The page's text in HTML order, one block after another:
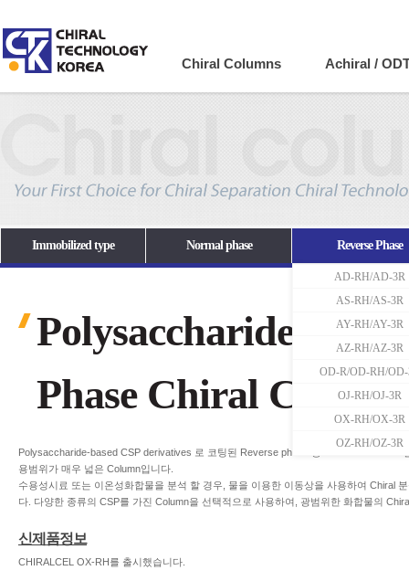
Company Chiral Columns Achiral /
Immobilized type Normal phase Reverse Phase
AD-RH/AD-3R
AS-RH/AS-3R
AY-RH/AY-3R
AZ-RH/AZ-3R
OD-R/OD-RH/OD-
OJ-RH/OJ-3R
OX-RH/OX-3R
OZ-RH/OZ-3R
Polysaccharide-
Phase Chiral Column
Polysaccharide-based CSP derivatives 로 코팅된 Reverse phase 용 Chiral Column
용범위가 매우 넓은 Column입니다.
수용성시료 또는 이온성화합물을 분석 할 경우, 물을 이용한 이동상을 사용하여 Chiral
다. 다양한 종류의 CSP를 가진 Column을 선택적으로 사용하여, 광범위한 화합물의
신제품정보
CHIRALCEL OX-RH를 출시했습니다.